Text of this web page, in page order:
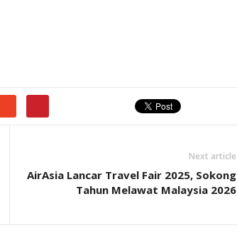
Next article
AirAsia Lancar Travel Fair 2025, Sokong
Tahun Melawat Malaysia 2026